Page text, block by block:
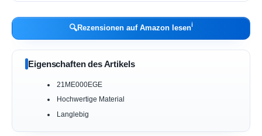
🔍Rezensionen auf Amazon lesenℹ︎
Eigenschaften des Artikels
21ME000EGE
Hochwertige Material
Langlebig